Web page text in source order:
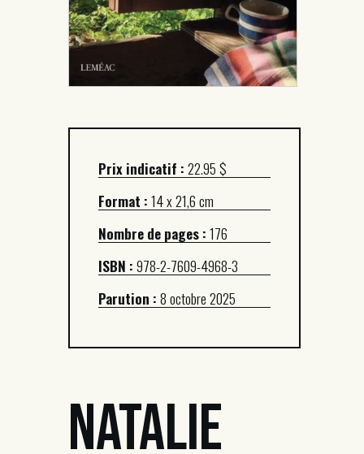
Prix indicatif :22.95 $
Format :14 x 21,6 cm
Nombre de pages :176
ISBN :978-2-7609-4968-3
Parution :8 octobre 2025
Natalie